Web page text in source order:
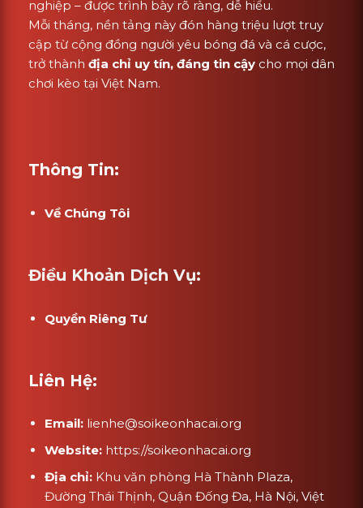
nghiệp – được trình bày rõ ràng, dễ hiểu.
Mỗi tháng, nền tảng này đón hàng triệu lượt truy
cập từ cộng đồng người yêu bóng đá và cá cược,
trở thành địa chỉ uy tín, đáng tin cậy cho mọi dân
chơi kèo tại Việt Nam.
Thông Tin:
Về Chúng Tôi
Điều Khoản Dịch Vụ:
Quyền Riêng Tư
Liên Hệ:
Email: lienhe@soikeonhacai.org
Website: https://soikeonhacai.org
Địa chỉ:Khu văn phòng Hà Thành Plaza,
Đường Thái Thịnh, Quận Đống Đa, Hà Nội, Việt